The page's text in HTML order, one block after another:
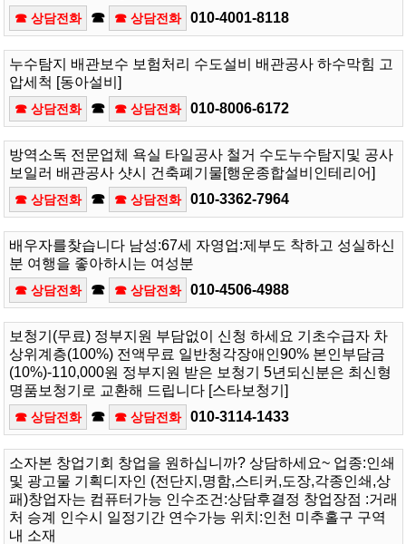
☎ 상담전화 ☎ ☎ 상담전화 010-4001-8118
누수탐지 배관보수 보험처리 수도설비 배관공사 하수막힘 고
압세척 [동아설비]
☎ 상담전화 ☎ ☎ 상담전화 010-8006-6172
방역소독 전문업체 욕실 타일공사 철거 수도누수탐지및 공사
보일러 배관공사 샷시 건축폐기물[행운종합설비인테리어]
☎ 상담전화 ☎ ☎ 상담전화 010-3362-7964
배우자를찾습니다 남성:67세 자영업:제부도 착하고 성실하신
분 여행을 좋아하시는 여성분
☎ 상담전화 ☎ ☎ 상담전화 010-4506-4988
보청기(무료) 정부지원 부담없이 신청 하세요 기초수급자 차
상위계층(100%) 전액무료 일반청각장애인90% 본인부담금
(10%)-110,000원 정부지원 받은 보청기 5년되신분은 최신형
명품보청기로 교환해 드립니다 [스타보청기]
☎ 상담전화 ☎ ☎ 상담전화 010-3114-1433
소자본 창업기회 창업을 원하십니까? 상담하세요~ 업종:인쇄
및 광고물 기획디자인 (전단지,명함,스티커,도장,각종인쇄,상
패)창업자는 컴퓨터가능 인수조건:상담후결정 창업장점 :거래
처 승계 인수시 일정기간 연수가능 위치:인천 미추홀구 구역
내 소재